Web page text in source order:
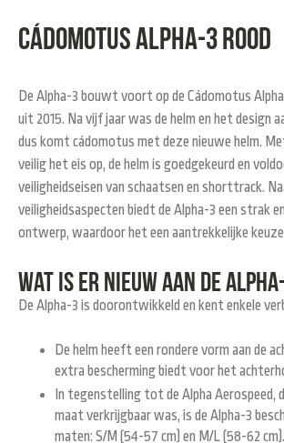
Cádomotus ALPHA-3 rood
De Alpha-3 bouwt voort op de Cádomotus
uit 2015. Na vijf jaar was de helm en het design
dus komt cádomotus met deze nieuwe helm.
veilig het eis op, de helm is goedgekeurd en
veiligheidseisen van schaatsen en shorttrack.
veiligheidsaspecten biedt de Alpha-3 een strak
ontwerp, waardoor het een aantrekkelijke
Wat is er nieuw aan de
De Alpha-3 is doorontwikkeld en kent enkele
De helm heeft een rondere vorm aan de
extra bescherming biedt voor het
In tegenstelling tot de Alpha Aerospeed,
maat verkrijgbaar was, is de Alpha-3
maten: S/M (54-57 cm) en M/L (58-62 cm).